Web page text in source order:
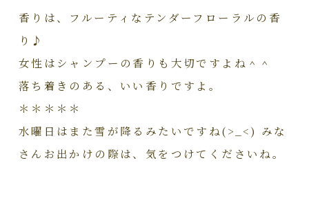
香りは、フルーティなテンダーフローラルの香
り♪
女性はシャンプーの香りも大切ですよね＾＾
落ち着きのある、いい香りですよ。
＊＊＊＊＊
水曜日はまた雪が降るみたいですね(>_<) みな
さんお出かけの際は、気をつけてくださいね。